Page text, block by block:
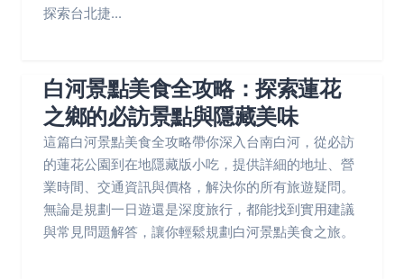
探索台北捷...
白河景點美食全攻略：探索蓮花
之鄉的必訪景點與隱藏美味
這篇白河景點美食全攻略帶你深入台南白河，從必訪
的蓮花公園到在地隱藏版小吃，提供詳細的地址、營
業時間、交通資訊與價格，解決你的所有旅遊疑問。
無論是規劃一日遊還是深度旅行，都能找到實用建議
與常見問題解答，讓你輕鬆規劃白河景點美食之旅。